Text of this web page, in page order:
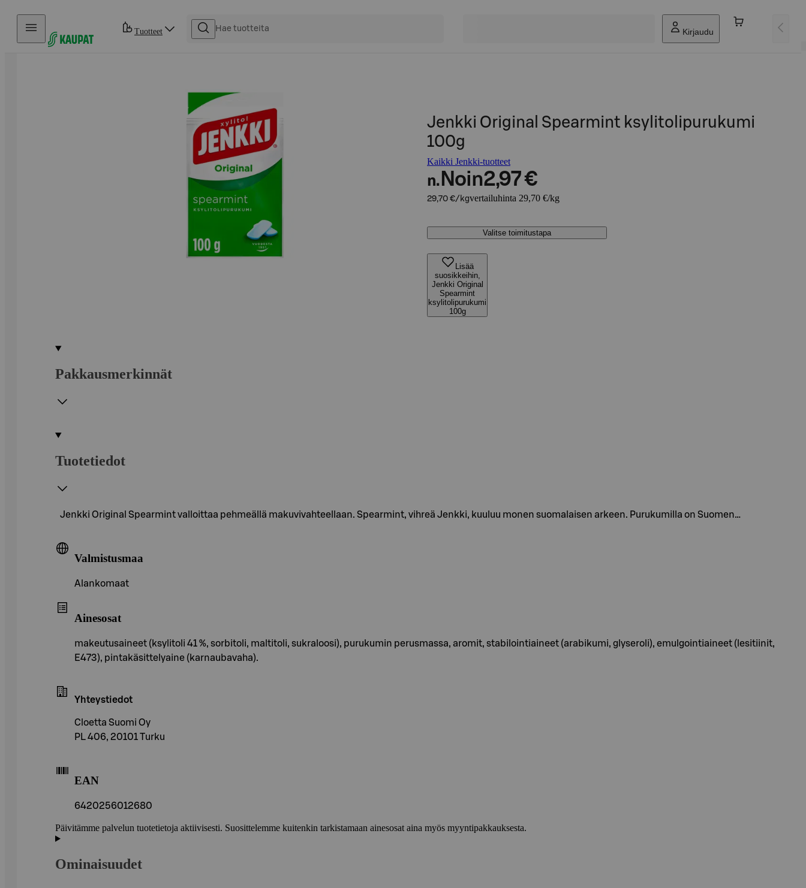
Hyppää sisältöön
Tuotteet Kirjaudu
Jenkki Original Spearmint ksylitolipurukumi
100g
Kaikki Jenkki-tuotteet
n. Noin2,97 €
29,70 €/kgvertailuhinta 29,70 €/kg
Valitse toimitustapa
Lisää
suosikkeihin,
Jenkki Original
Spearmint
ksylitolipurukumi
100g
Pakkausmerkinnät
Tuotetiedot
Jenkki Original Spearmint valloittaa pehmeällä makuvivahteellaan. Spearmint, vihreä Jenkki, kuuluu monen suomalaisen arkeen. Purukumilla on Suomen…
Valmistusmaa
Alankomaat
Ainesosat
makeutusaineet (ksylitoli 41 %, sorbitoli, maltitoli, sukraloosi), purukumin perusmassa, aromit, stabilointiaineet (arabikumi, glyseroli), emulgointiaineet (lesitiinit,
E473), pintakäsittelyaine (karnaubavaha).
Yhteystiedot
Cloetta Suomi Oy
PL 406, 20101 Turku
EAN
6420256012680
Päivitämme palvelun tuotetietoja aktiivisesti. Suosittelemme kuitenkin tarkistamaan ainesosat aina myös myyntipakkauksesta.
Ominaisuudet